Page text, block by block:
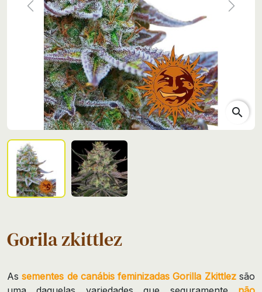
Previous Next
search
Gorila zkittlez
Assementes de canábis feminizadas Gorilla Zkittlezsão